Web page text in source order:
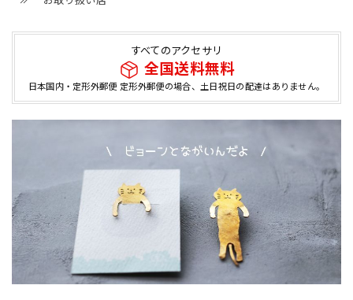
すべてのアクセサリ
全国送料無料
日本国内・定形外郵便 定形外郵便の場合、土日祝日の配達はありません。